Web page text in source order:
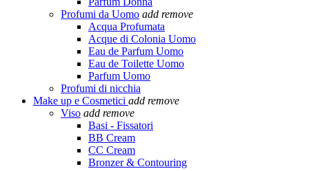
Profumi da Uomo add remove
Acqua Profumata
Acque di Colonia Uomo
Eau de Parfum Uomo
Eau de Toilette Uomo
Parfum Uomo
Profumi di nicchia
Make up e Cosmetici add remove
Viso add remove
Basi - Fissatori
BB Cream
CC Cream
Bronzer & Contouring